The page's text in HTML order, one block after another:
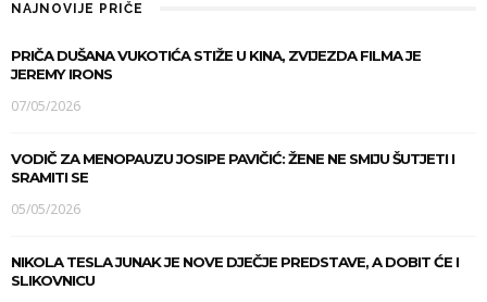
NAJNOVIJE PRIČE
PRIČA DUŠANA VUKOTIĆA STIŽE U KINA, ZVIJEZDA FILMA JE
JEREMY IRONS
07/05/2026
VODIČ ZA MENOPAUZU JOSIPE PAVIČIĆ: ŽENE NE SMIJU ŠUTJETI I
SRAMITI SE
05/05/2026
NIKOLA TESLA JUNAK JE NOVE DJEČJE PREDSTAVE, A DOBIT ĆE I
SLIKOVNICU